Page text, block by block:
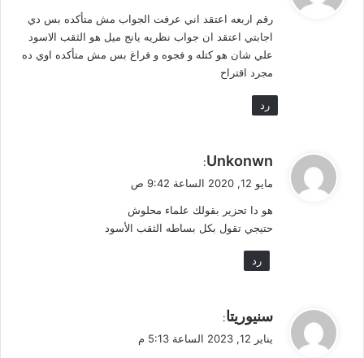
ل
رقم اربعه اعتقد اني عرفت الجواب مش متأكده بس دي
اجابتي اعتقد ان جواب نظريه يانج ميل هو الثقب الاسود
علي شان هو كتله و فجوه و فراغ بس مش متأكده اوي ده
مجرد اقتراح
رد
ي
ل
Unkonwn
:
مايو 12, 2020 الساعة 9:42 ص
هو دا تحزير بقولك علماء محلوش
حتيجي تقول بكل بساطه الثقب الأسود
رد
يسنيوريتا:
يناير 12, 2023 الساعة 5:13 م